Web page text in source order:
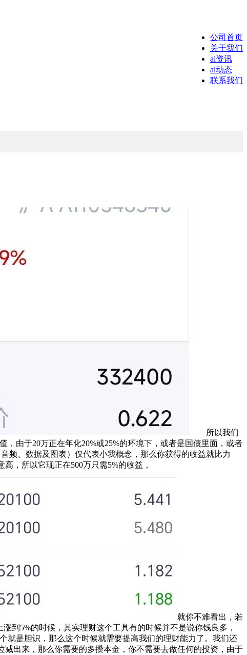
公司首页
关于我们
ai资讯
ai动态
联系我们
所以我们
由于20万正在年化20%或25%的环境下，或者是国债里面，或者
频、数据及图表）仅代表小我概念，那么你获得的收益就比力
，所以它现正在500万只需5%的收益，
就你不难看出，若
到5%的时候，其实理财这个工具有的时候并不是说你钱良多，
就是胆识，那么这个时候就需要提高我们的理财能力了。我们还
出来，那么你需要的多攒本金，你不需要去做任何的投资，由于